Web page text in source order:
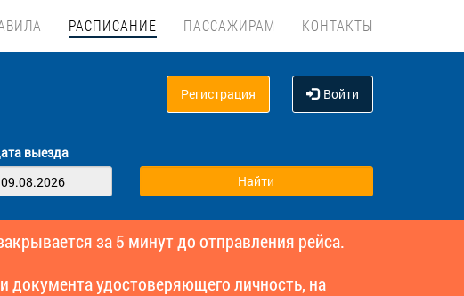
РАСПИСАНИЕ ПАССАЖИРАМ КОНТАКТЫ
Регистрация Войти
выезда
за 5 минут до отправления рейса.
документа удостоверяющего личность, на